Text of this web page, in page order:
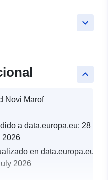
keyboard_arrow_down
keyboard_arrow_up
Novi Marof
a data.europa.eu: 28
2026
en data.europa.eu:
2026